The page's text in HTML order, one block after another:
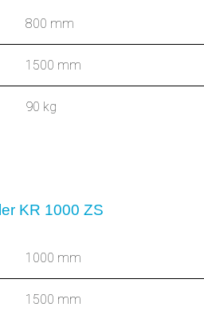
800 mm
1500 mm
90 kg
KR 1000 ZS
1000 mm
1500 mm